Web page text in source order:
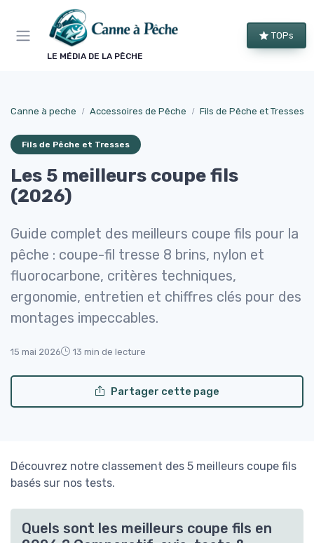
LE MÉDIA DE LA PÊCHE
TOPs
Canne à peche Accessoires de Pêche Fils de Pêche et Tresses
Fils de Pêche et Tresses
Les 5 meilleurs coupe fils
(2026)
Guide complet des meilleurs coupe fils pour la
pêche : coupe-fil tresse 8 brins, nylon et
fluorocarbone, critères techniques,
ergonomie, entretien et chiffres clés pour des
montages impeccables.
15 mai 2026 13 min de lecture
Partager cette page
Découvrez notre classement des 5 meilleurs coupe fils
basés sur nos tests.
Quels sont les meilleurs coupe fils en
Panneau de gestion des cookies